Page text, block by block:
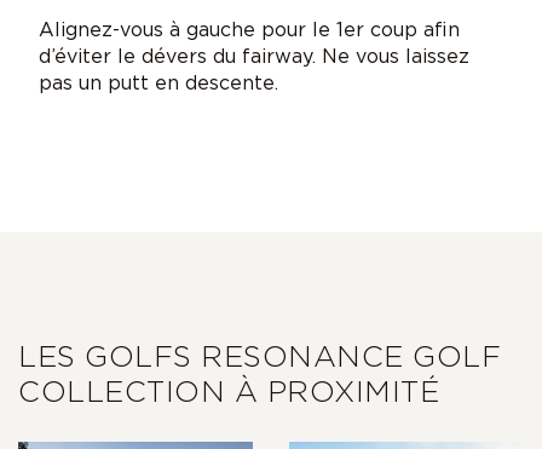
Alignez-vous à gauche pour le 1er coup afin
d’éviter le dévers du fairway. Ne vous laissez
pas un putt en descente.
LES GOLFS RESONANCE GOLF
COLLECTION À PROXIMITÉ